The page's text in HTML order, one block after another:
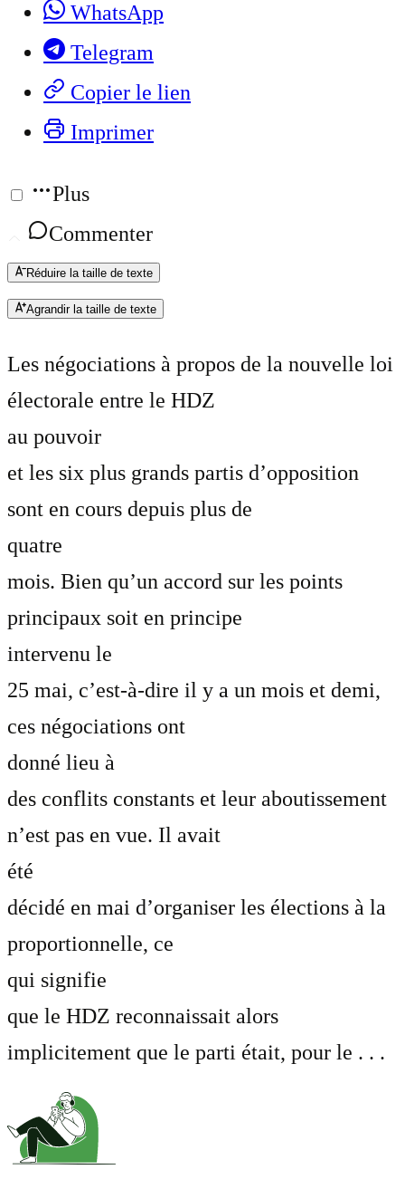
WhatsApp
Telegram
Copier le lien
Imprimer
Plus
Commenter
Réduire la taille de texte
Agrandir la taille de texte
Les négociations à propos de la nouvelle loi
électorale entre le HDZ
au pouvoir
et les six plus grands partis d’opposition
sont en cours depuis plus de
quatre
mois. Bien qu’un accord sur les points
principaux soit en principe
intervenu le
25 mai, c’est-à-dire il y a un mois et demi,
ces négociations ont
donné lieu à
des conflits constants et leur aboutissement
n’est pas en vue. Il avait
été
décidé en mai d’organiser les élections à la
proportionnelle, ce
qui signifie
que le HDZ reconnaissait alors
implicitement que le parti était, pour le . . .